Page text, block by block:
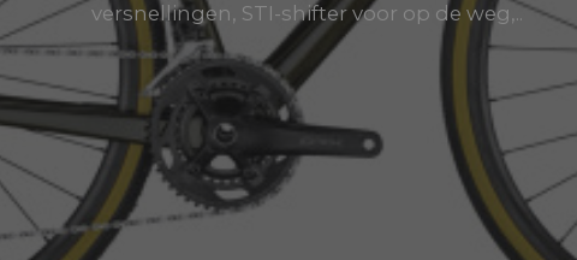
versnellingen, STI-shifter voor op de weg,..